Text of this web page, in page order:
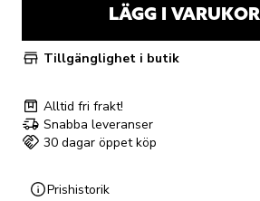
LÄGG I
Tillgänglighet i butik
Alltid fri frakt!
Snabba leveranser
30 dagar öppet köp
Prishistorik